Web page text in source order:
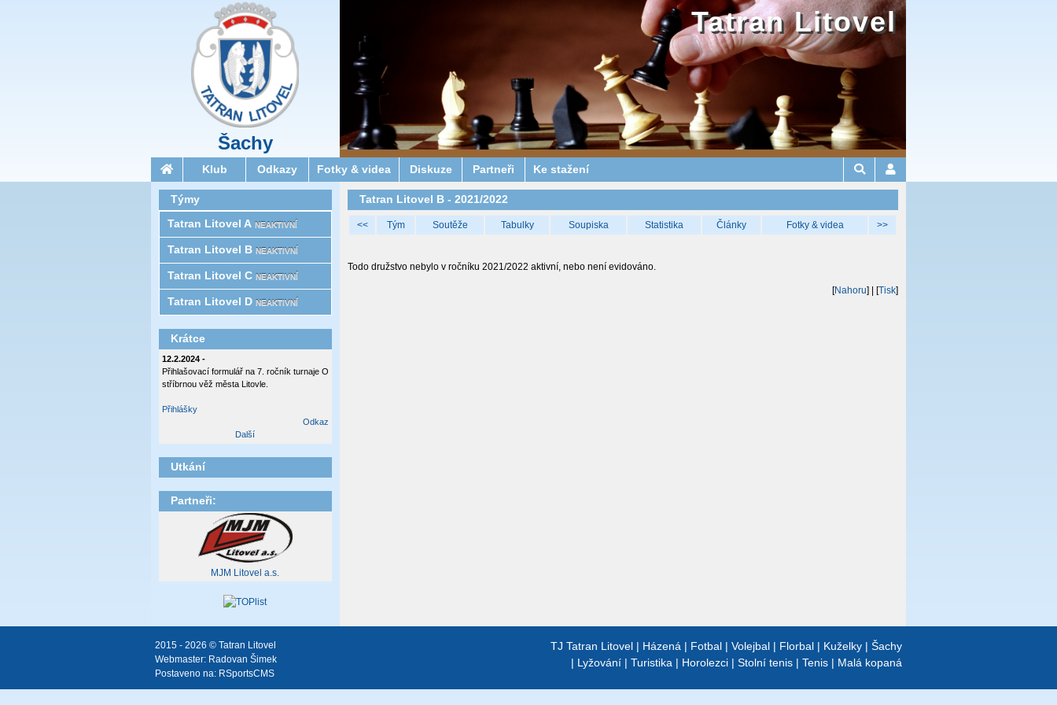
Šachy
Tatran Litovel
Klub Odkazy Fotky & videa Diskuze Partneři Ke stažení
Tatran Litovel B - 2021/2022
<< Tým Soutěže Tabulky Soupiska Statistika Články Fotky & videa >>
Todo družstvo nebylo v ročníku 2021/2022 aktivní, nebo není evidováno.
[Nahoru] | [Tisk]
Týmy
Tatran Litovel A NEAKTIVNÍ
Tatran Litovel B NEAKTIVNÍ
Tatran Litovel C NEAKTIVNÍ
Tatran Litovel D NEAKTIVNÍ
Krátce
12.2.2024 -
Přihlašovací formulář na 7. ročník turnaje O
stříbrnou věž města Litovle.
Přihlášky
Odkaz
Další
Utkání
Partneři:
MJM Litovel a.s.
TJ Tatran Litovel | Házená | Fotbal | Volejbal | Florbal | Kuželky | Šachy
| Lyžování | Turistika | Horolezci | Stolní tenis | Tenis | Malá kopaná
2015 - 2026 © Tatran Litovel
Webmaster: Radovan Šimek
Postaveno na: RSportsCMS